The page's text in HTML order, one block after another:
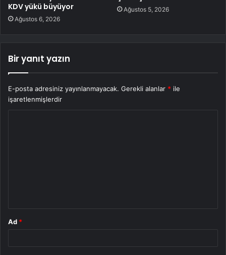
KDV yükü büyüyor
Ağustos 6, 2026
Ağustos 5, 2026
Bir yanıt yazın
E-posta adresiniz yayınlanmayacak. Gerekli alanlar * ile
işaretlenmişlerdir
Ad *